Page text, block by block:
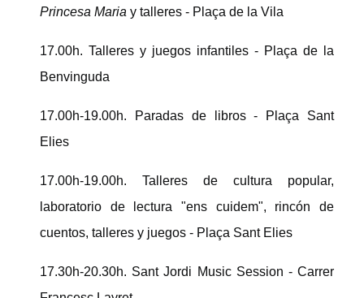
Princesa Maria y talleres - Plaça de la Vila
17.00h. Talleres y juegos infantiles - Plaça de la
Benvinguda
17.00h-19.00h. Paradas de libros - Plaça Sant
Elies
17.00h-19.00h. Talleres de cultura popular,
laboratorio de lectura "ens cuidem", rincón de
cuentos, talleres y juegos - Plaça Sant Elies
17.30h-20.30h. Sant Jordi Music Session - Carrer